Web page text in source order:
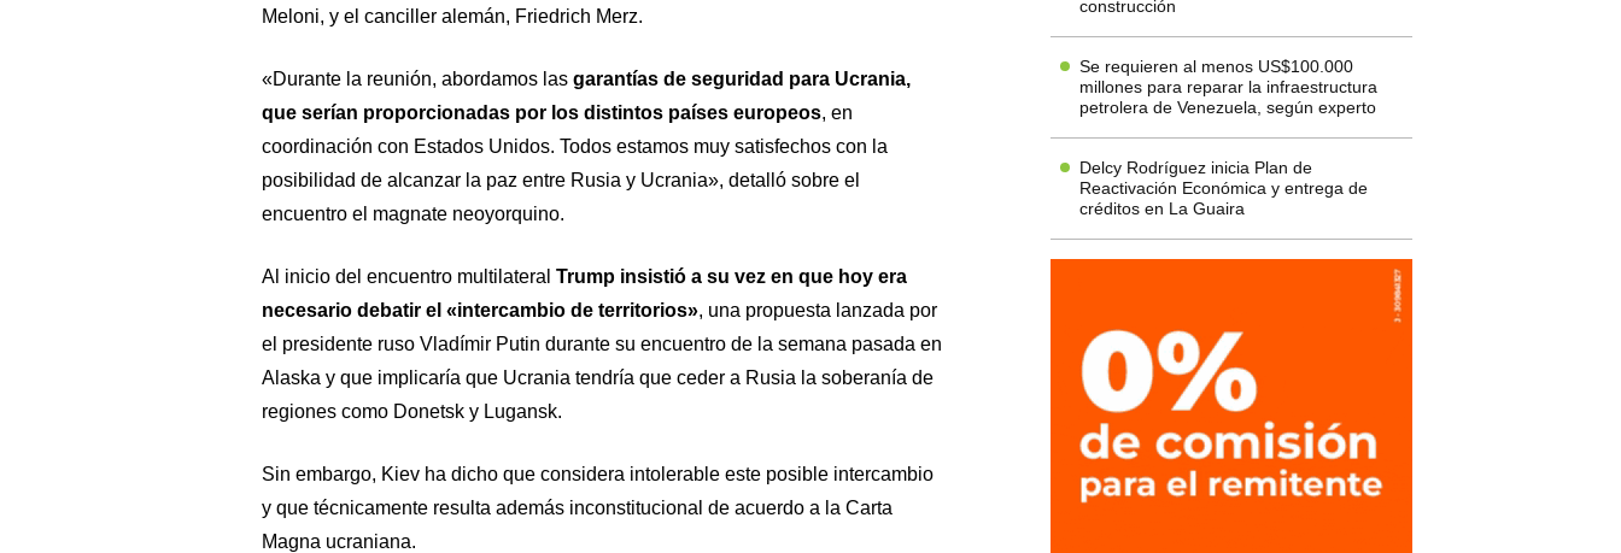
Meloni, y el canciller alemán, Friedrich Merz.
«Durante la reunión, abordamos lasgarantías de seguridad para Ucrania,
que serían proporcionadas por los distintos países europeos, en
coordinación con Estados Unidos. Todos estamos muy satisfechos con la
posibilidad de alcanzar la paz entre Rusia y Ucrania», detalló sobre el
encuentro el magnate neoyorquino.
Al inicio del encuentro multilateral Trump insistió a su vez en que hoy era
necesario debatir el «intercambio de territorios», una propuesta lanzada por
el presidente ruso Vladímir Putin durante su encuentro de la semana pasada en
Alaska y que implicaría que Ucrania tendría que ceder a Rusia la soberanía de
regiones como Donetsk y Lugansk.
Sin embargo, Kiev ha dicho que considera intolerable este posible intercambio
y que técnicamente resulta además inconstitucional de acuerdo a la Carta
Magna ucraniana.
construcción
Se requieren al menos US$100.000
millones para reparar la infraestructura
petrolera de Venezuela, según experto
Delcy Rodríguez inicia Plan de
Reactivación Económica y entrega de
créditos en La Guaira